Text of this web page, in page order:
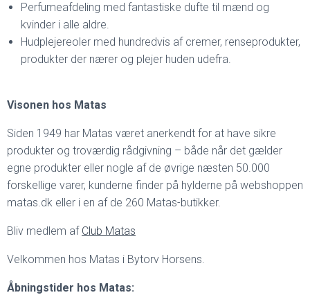
Perfumeafdeling med fantastiske dufte til mænd og
kvinder i alle aldre.
Hudplejereoler med hundredvis af cremer, renseprodukter,
produkter der nærer og plejer huden udefra.
Visonen hos Matas
Siden 1949 har Matas været anerkendt for at have sikre
produkter og troværdig rådgivning – både når det gælder
egne produkter eller nogle af de øvrige næsten 50.000
forskellige varer, kunderne finder på hylderne på webshoppen
matas.dk eller i en af de 260 Matas-butikker.
Bliv medlem af Club Matas
Velkommen hos Matas i Bytorv Horsens.
Åbningstider hos Matas: